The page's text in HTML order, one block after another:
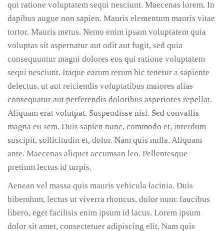
qui ratione voluptatem sequi nesciunt. Maecenas lorem. In
dapibus augue non sapien. Mauris elementum mauris vitae
tortor. Mauris metus. Nemo enim ipsam voluptatem quia
voluptas sit aspernatur aut odit aut fugit, sed quia
consequuntur magni dolores eos qui ratione voluptatem
sequi nesciunt. Itaque earum rerum hic tenetur a sapiente
delectus, ut aut reiciendis voluptatibus maiores alias
consequatur aut perferendis doloribus asperiores repellat.
Aliquam erat volutpat. Suspendisse nisl. Sed convallis
magna eu sem. Duis sapien nunc, commodo et, interdum
suscipit, sollicitudin et, dolor. Nam quis nulla. Aliquam
ante. Maecenas aliquet accumsan leo. Pellentesque
pretium lectus id turpis.
Aenean vel massa quis mauris vehicula lacinia. Duis
bibendum, lectus ut viverra rhoncus, dolor nunc faucibus
libero, eget facilisis enim ipsum id lacus. Lorem ipsum
dolor sit amet, consectetuer adipiscing elit. Nam quis